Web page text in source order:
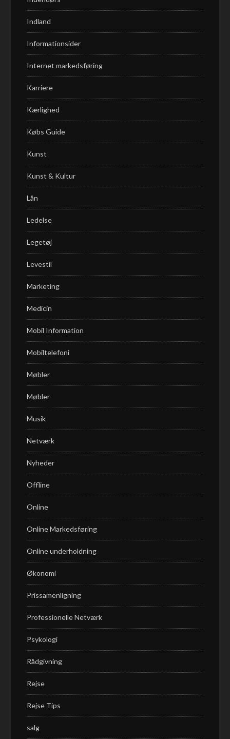
Indland
Informationsider
Internet markedsføring
Karriere
Kærlighed
Købs Guide
Kunst
Kunst & Kultur
Lån
Ledelse
Legetøj
Levestil
Marketing
Medicin
Mobil Information
Mobiltelefoni
Møbler
Møbler
Musik
Netværk
Nyheder
Offline
Online
Online Markedsføring
Online underholdning
Økonomi
Prissamenligning
Professionelle Netværk
Psykologi
Rådgivning
Rejse
Rejse Tips
salg